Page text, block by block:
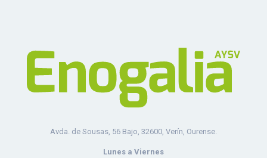
Avda. de Sousas, 56 Bajo, 32600, Verín, Ourense.
Lunes a Viernes